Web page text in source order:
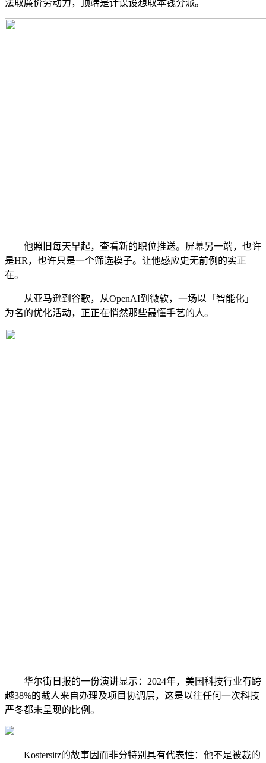
法取廉价劳动力，顶端是计谋设想取本钱分派。
他照旧每天早起，查看新的职位推送。屏幕另一端，也许
是HR，也许只是一个筛选模子。让他感应史无前例的实正
在。
从亚马逊到谷歌，从OpenAI到微软，一场以「智能化」
为名的优化活动，正正在悄然那些最懂手艺的人。
华尔街日报的一份演讲显示：2024年，美国科技行业有跨
越38%的裁人来自办理及项目协调层，这是以往任何一次科技
严冬都未呈现的比例。
Kostersitz的故事因而非分特别具有代表性：他不是被裁的